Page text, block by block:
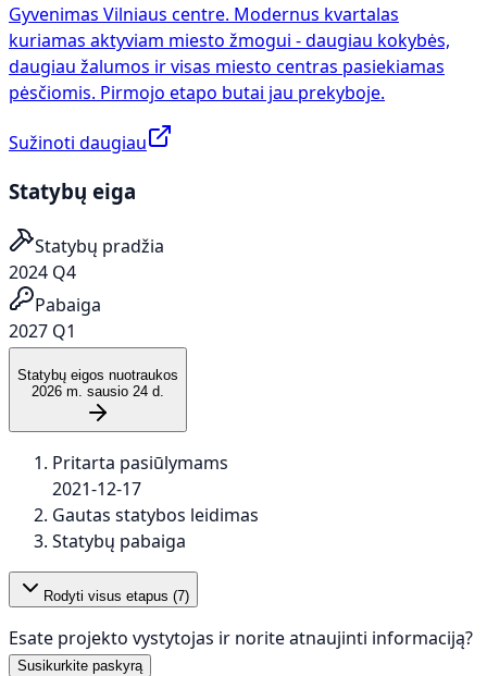
Gyvenimas Vilniaus centre. Modernus kvartalas
kuriamas aktyviam miesto žmogui - daugiau kokybės,
daugiau žalumos ir visas miesto centras pasiekiamas
pėsčiomis. Pirmojo etapo butai jau prekyboje.
Sužinoti daugiau
Statybų eiga
Statybų pradžia
2024 Q4
Pabaiga
2027 Q1
Statybų eigos nuotraukos
2026 m. sausio 24 d.
Pritarta pasiūlymams
2021-12-17
Gautas statybos leidimas
Statybų pabaiga
Rodyti visus etapus (7)
Esate projekto vystytojas ir norite atnaujinti informaciją?
Susikurkite paskyrą